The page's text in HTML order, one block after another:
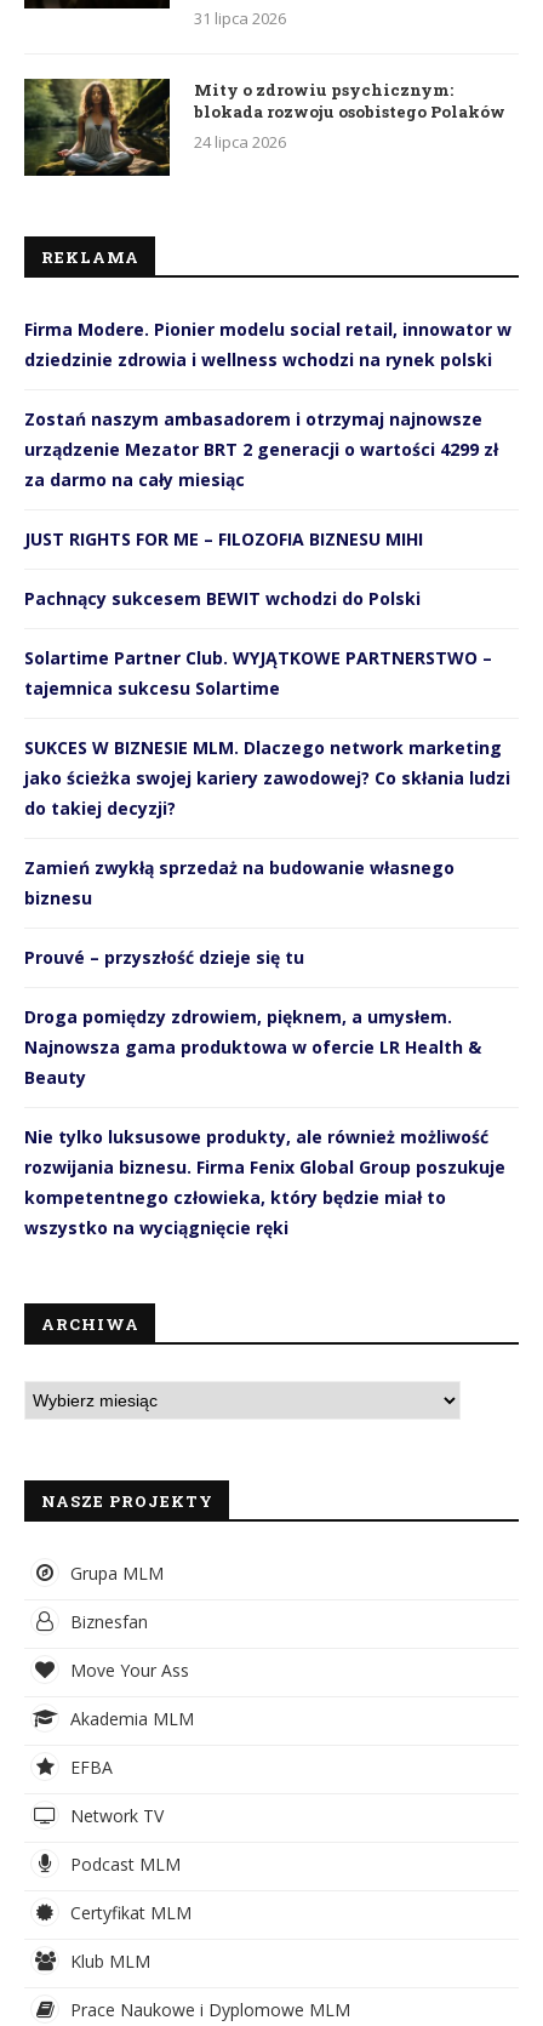
31 lipca 2026
Mity o zdrowiu psychicznym:
blokada rozwoju osobistego Polaków
24 lipca 2026
REKLAMA
Firma Modere. Pionier modelu social retail, innowator w
dziedzinie zdrowia i wellness wchodzi na rynek polski
Zostań naszym ambasadorem i otrzymaj najnowsze
urządzenie Mezator BRT 2 generacji o wartości 4299 zł
za darmo na cały miesiąc
JUST RIGHTS FOR ME – FILOZOFIA BIZNESU MIHI
Pachnący sukcesem BEWIT wchodzi do Polski
Solartime Partner Club. WYJĄTKOWE PARTNERSTWO –
tajemnica sukcesu Solartime
SUKCES W BIZNESIE MLM. Dlaczego network marketing
jako ścieżka swojej kariery zawodowej? Co skłania ludzi
do takiej decyzji?
Zamień zwykłą sprzedaż na budowanie własnego
biznesu
Prouvé – przyszłość dzieje się tu
Droga pomiędzy zdrowiem, pięknem, a umysłem.
Najnowsza gama produktowa w ofercie LR Health &
Beauty
Nie tylko luksusowe produkty, ale również możliwość
rozwijania biznesu. Firma Fenix Global Group poszukuje
kompetentnego człowieka, który będzie miał to
wszystko na wyciągnięcie ręki
ARCHIWA
NASZE PROJEKTY
Grupa MLM
Biznesfan
Move Your Ass
Akademia MLM
EFBA
Network TV
Podcast MLM
Certyfikat MLM
Klub MLM
Prace Naukowe i Dyplomowe MLM